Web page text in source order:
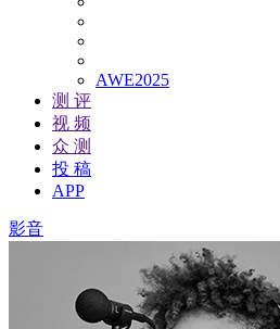
AWE2025
测 评
视 频
众 测
投 稿
APP
影音